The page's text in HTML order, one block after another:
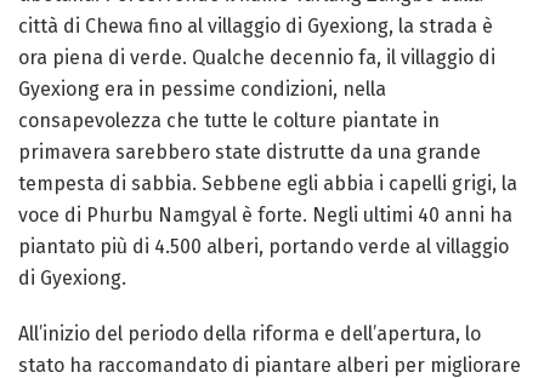
città di Chewa fino al villaggio di Gyexiong, la strada è
ora piena di verde. Qualche decennio fa, il villaggio di
Gyexiong era in pessime condizioni, nella
consapevolezza che tutte le colture piantate in
primavera sarebbero state distrutte da una grande
tempesta di sabbia. Sebbene egli abbia i capelli grigi, la
voce di Phurbu Namgyal è forte. Negli ultimi 40 anni ha
piantato più di 4.500 alberi, portando verde al villaggio
di Gyexiong.
All’inizio del periodo della riforma e dell’apertura, lo
stato ha raccomandato di piantare alberi per migliorare